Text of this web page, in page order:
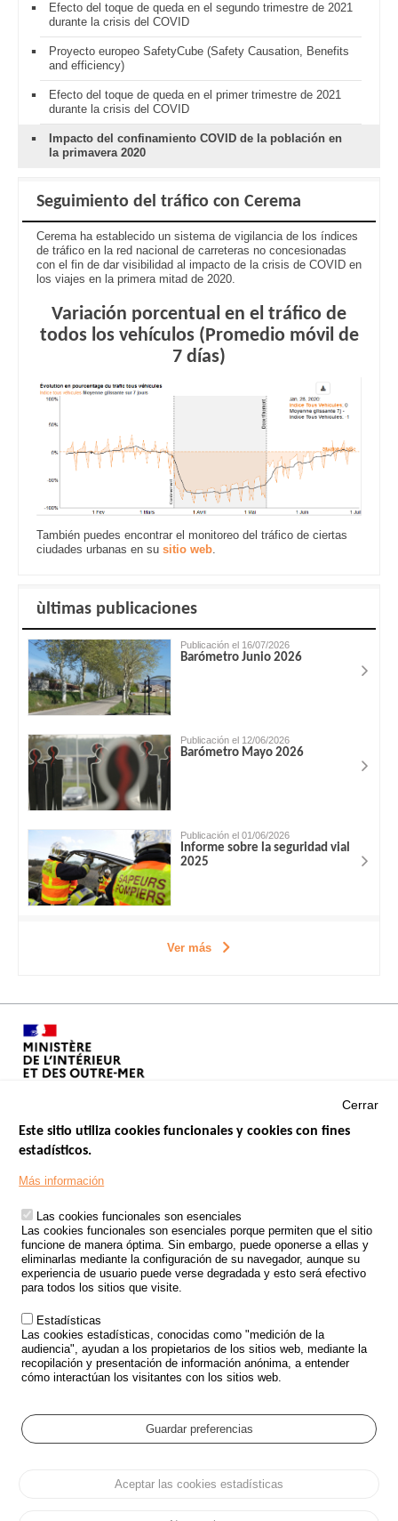
Efecto del toque de queda en el segundo trimestre de 2021
durante la crisis del COVID
Proyecto europeo SafetyCube (Safety Causation, Benefits
and efficiency)
Efecto del toque de queda en el primer trimestre de 2021
durante la crisis del COVID
Impacto del confinamiento COVID de la población en
la primavera 2020
Seguimiento del tráfico con Cerema
Cerema ha establecido un sistema de vigilancia de los índices
de tráfico en la red nacional de carreteras no concesionadas
con el fin de dar visibilidad al impacto de la crisis de COVID en
los viajes en la primera mitad de 2020.
Variación porcentual en el tráfico de
todos los vehículos (Promedio móvil de
7 días)
También puedes encontrar el monitoreo del tráfico de ciertas
ciudades urbanas en su sitio web.
ùltimas publicaciones
Publicación el 16/07/2026
Barómetro Junio 2026
Publicación el 12/06/2026
Barómetro Mayo 2026
Publicación el 01/06/2026
Informe sobre la seguridad vial
2025
Ver más
Footer
TRATAMIENTO DE DATOS PERSONALES PROCEDENTES DE
ACCIDENTES DE TRÁFICO
ESTUDIOS
CONVOCATORIA DE PROYECTOS DE ESTUDIOS
POLÍTICA DE SEGURIDAD VIAL
Outils
EVENTOS
GLOSARIO
Cookie settings
Protección de datos y CookiesAdministrar las cookies
Cerrar
Este sitio utiliza cookies funcionales y cookies con fines
estadísticos.
Más información
Las cookies funcionales son esenciales
Las cookies funcionales son esenciales porque permiten que el sitio
funcione de manera óptima. Sin embargo, puede oponerse a ellas y
eliminarlas mediante la configuración de su navegador, aunque su
experiencia de usuario puede verse degradada y esto será efectivo
para todos los sitios que visite.
Estadísticas
Las cookies estadísticas, conocidas como "medición de la
audiencia", ayudan a los propietarios de los sitios web, mediante la
recopilación y presentación de información anónima, a entender
cómo interactúan los visitantes con los sitios web.
Guardar preferencias
Aceptar las cookies estadísticas